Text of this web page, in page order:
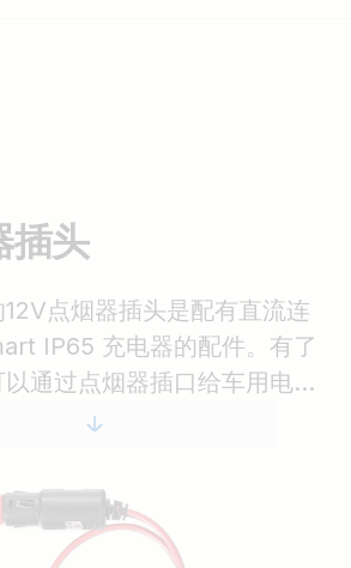
插头
点烟器插头是配有直流连
IP65 充电器的配件。有了
通过点烟器插口给车用电池